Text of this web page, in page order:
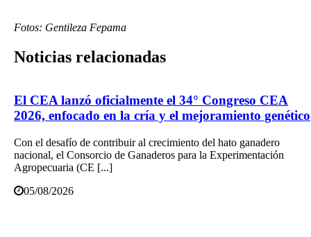
Fotos: Gentileza Fepama
Noticias relacionadas
El CEA lanzó oficialmente el 34° Congreso CEA
2026, enfocado en la cría y el mejoramiento genético
Con el desafío de contribuir al crecimiento del hato ganadero
nacional, el Consorcio de Ganaderos para la Experimentación
Agropecuaria (CE [...]
05/08/2026